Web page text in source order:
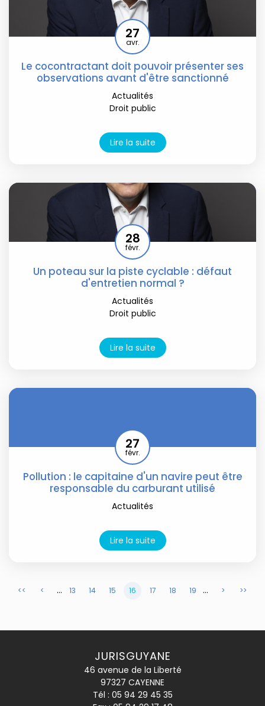
Le cocontractant doit pouvoir présenter ses
observations avant d'être sanctionné
27
avr.
Actualités
Droit public
Lire la suite
Un poteau sur la piste cyclable : défaut
d'entretien normal ?
28
févr.
Actualités
Droit public
Lire la suite
Pollution : le capitaine d'un navire peut être
responsable du carburant utilisé
27
févr.
Actualités
Lire la suite
<< < ... 13 14 15 16 17 18 19 ... > >>
JURISGUYANE
46 avenue de la Liberté
97327 CAYENNE
Tél : 05 94 29 45 35